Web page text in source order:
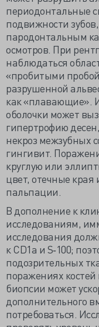
периодонтальные
подвижности
пародонтальным
осмотров. При
наблюдаться
«пробитыми
разрушенной
как «плавающие».
оболочки может
гипертрофию
некроз межзубных
гингивит.
круглую или
цвет, отечные
пальпации.
В дополнение к
исследованиям,
исследования
к CD1a и S‐100;
подозрительных
поражениях
биопсии может
дополнительного
потребоваться.